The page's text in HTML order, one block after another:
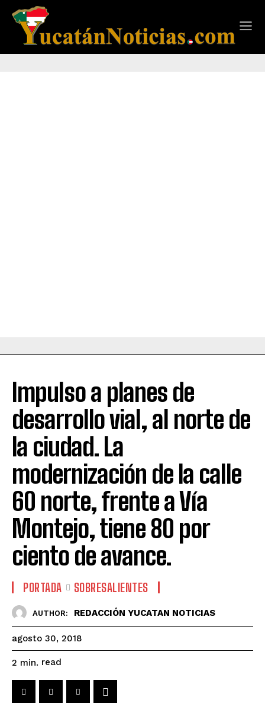
Impulso a planes de
desarrollo vial, al norte de
la ciudad. La
modernización de la calle
60 norte, frente a Vía
Montejo, tiene 80 por
ciento de avance.
PORTADA SOBRESALIENTES
AUTHOR: REDACCIÓN YUCATAN NOTICIAS
agosto 30, 2018
2 min. read